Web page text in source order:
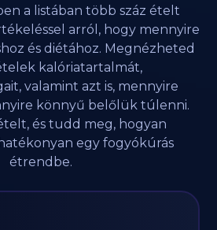
a listában több száz ételt
arról, hogy mennyire
és diétához. Megnézheted
kalóriatartalmát,
valamint azt is, mennyire
könnyű belőlük túlenni.
és tudd meg, hogyan
egy fogyókúrás
étrendbe.